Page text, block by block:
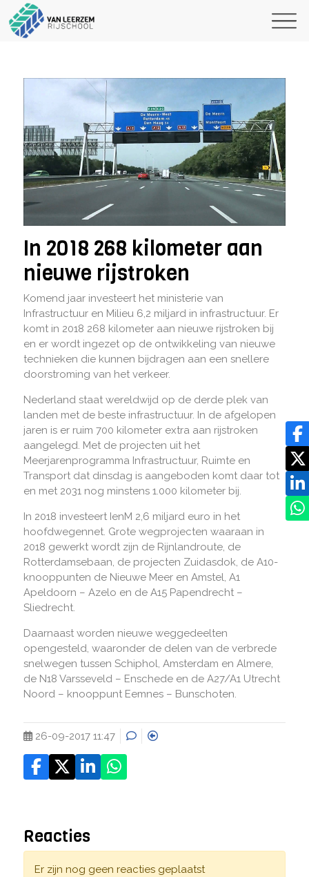
In 2018 268 kilometer aan
nieuwe rijstroken
Komend jaar investeert het ministerie van
Infrastructuur en Milieu 6,2 miljard in infrastructuur. Er
komt in 2018 268 kilometer aan nieuwe rijstroken bij
en er wordt ingezet op de ontwikkeling van nieuwe
technieken die kunnen bijdragen aan een snellere
doorstroming van het verkeer.
Nederland staat wereldwijd op de derde plek van
landen met de beste infrastructuur. In de afgelopen
jaren is er ruim 700 kilometer extra aan rijstroken
aangelegd. Met de projecten uit het
Meerjarenprogramma Infrastructuur, Ruimte en
Transport dat dinsdag is aangeboden komt daar tot
en met 2031 nog minstens 1.000 kilometer bij.
In 2018 investeert IenM 2,6 miljard euro in het
hoofdwegennet. Grote wegprojecten waaraan in
2018 gewerkt wordt zijn de Rijnlandroute, de
Rotterdamsebaan, de projecten Zuidasdok, de A10-
knooppunten de Nieuwe Meer en Amstel, A1
Apeldoorn – Azelo en de A15 Papendrecht –
Sliedrecht.
Daarnaast worden nieuwe weggedeelten
opengesteld, waaronder de delen van de verbrede
snelwegen tussen Schiphol, Amsterdam en Almere,
de N18 Varsseveld – Enschede en de A27/A1 Utrecht
Noord – knooppunt Eemnes – Bunschoten.
26-09-2017 11:47
Reacties
Er zijn nog geen reacties geplaatst